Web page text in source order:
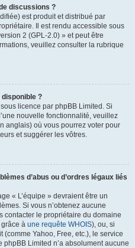
discussions ?
est produit et distribué par
Il est rendu accessible sous
2 (GPL-2.0) » et peut être
veuillez consulter la rubrique
disponible ?
licence par phpBB Limited. Si
nouvelle fonctionnalité, veuillez
anglais) où vous pourrez voter pour
et suggérer les vôtres.
d’abus ou d’ordres légaux liés
« L’équipe » devraient être un
Si vous n’obtenez aucune
contacter le propriétaire du domaine
à une requête WHOIS), ou, si
Yahoo, Free, etc.), le service
Limited n’a absolument aucune